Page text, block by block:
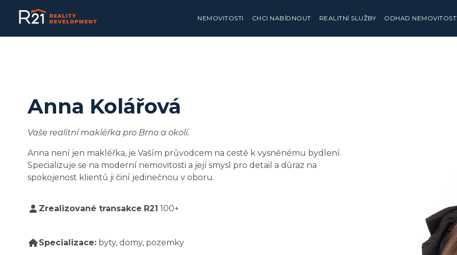
NEMOVITOSTI CHCI NABÍDNOUT REALITNÍ SLUŽBY ODHAD
Anna Kolářová
Vaše realitní makléřka pro Brno a okolí.
Anna není jen makléřka, je Vaším průvodcem na cestě k vysněnému bydlení.
Specializuje se na moderní nemovitosti a její smysl pro detail a důraz na
spokojenost klientů ji činí jedinečnou v oboru.
Zrealizované transakce R21 100+
Specializace: byty, domy, pozemky